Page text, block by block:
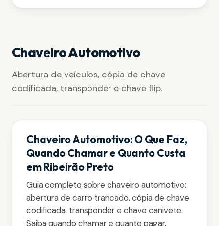
Chaveiro Automotivo
Abertura de veículos, cópia de chave
codificada, transponder e chave flip.
Chaveiro Automotivo: O Que Faz,
Quando Chamar e Quanto Custa
em Ribeirão Preto
Guia completo sobre chaveiro automotivo:
abertura de carro trancado, cópia de chave
codificada, transponder e chave canivete.
Saiba quando chamar e quanto pagar.